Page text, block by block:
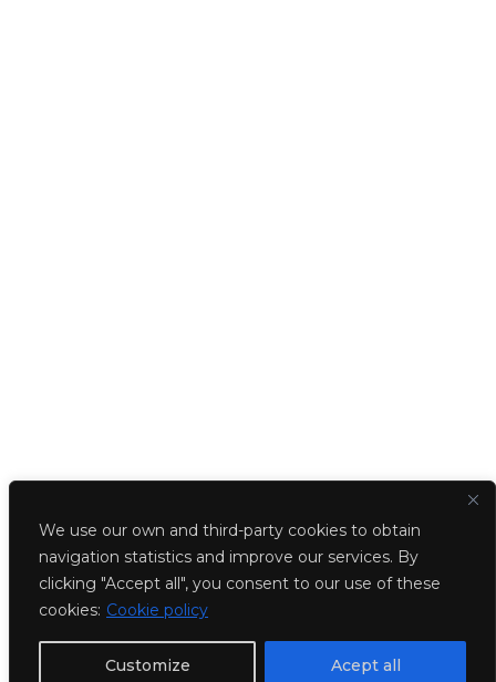
We use our own and third-party cookies to obtain
navigation statistics and improve our services. By
clicking "Accept all", you consent to our use of these
cookies: Cookie policy
Customize Acept all